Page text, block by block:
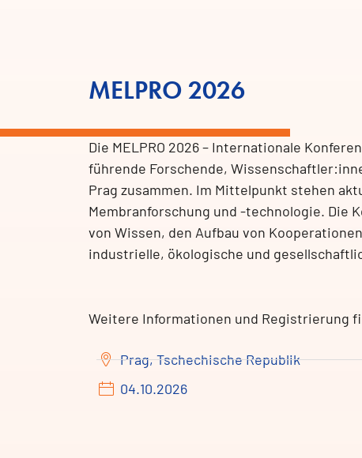
MELPRO 2026
Die MELPRO 2026 – Internationale
führende Forschende,
Prag zusammen. Im Mittelpunkt stehen
Membranforschung und -technologie. Die
von Wissen, den Aufbau von
industrielle, ökologische und
Weitere Informationen und Registrierung
Prag, Tschechische Republik
04.10.2026